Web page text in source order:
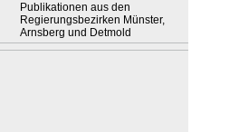
Publikationen aus den
Regierungsbezirken Münster,
Arnsberg und Detmold